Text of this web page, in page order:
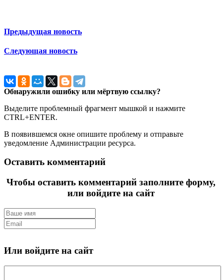
Предыдущая новость
Следующая новость
Обнаружили ошибку или мёртвую ссылку?
Выделите проблемный фрагмент мышкой и нажмите
CTRL+ENTER.
В появившемся окне опишите проблему и отправьте
уведомление Администрации ресурса.
Оставить комментарий
Чтобы оставить комментарий заполните форму,
или войдите на сайт
Или войдите на сайт